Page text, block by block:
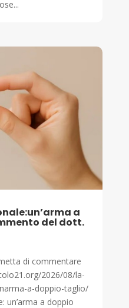
a
del dott.
di commentare
2026/08/la-
a-doppio-taglio/
un’arma a doppio